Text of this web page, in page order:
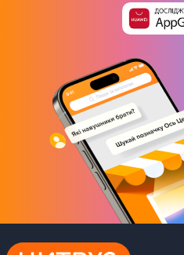
Максимальна кількість кольорів
Додаткові характеристики
Вбудовані динаміки
Сумарна потужність динаміків
Інтерфейси